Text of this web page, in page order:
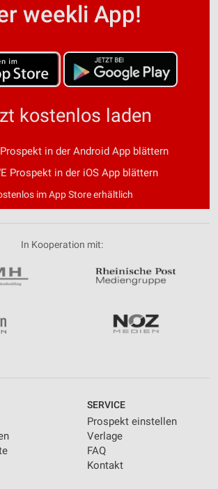
weekli App!
kostenlos laden
in der Android App blättern
Prospekt in der iOS App blättern
im App Store erhältlich
In Kooperation mit:
SERVICE
Prospekt einstellen
Verlage
FAQ
Kontakt